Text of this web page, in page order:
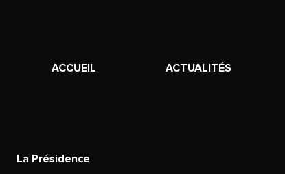
ACCUEIL ACTUALITÉS
La Présidence